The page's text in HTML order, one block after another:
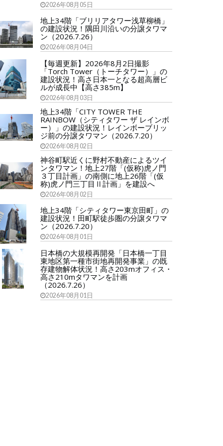
2026年08月05日
地上34階「ブリリアタワー浅草柳橋」
の建設状況！隅田川沿いの分譲タワマ
ン（2026.7.26）
2026年08月04日
【毎週更新】2026年8月2日撮影
「Torch Tower（トーチタワー）」の
建設状況！高さ日本一となる超高層ビ
ルが成長中【高さ385m】
2026年08月03日
地上34階「CITY TOWER THE
RAINBOW（シティタワー ザ レインボ
ー）」の建設状況！レインボーブリッ
ジ前の分譲タワマン（2026.7.20）
2026年08月02日
神谷町駅近くに野村不動産によるツイ
ンタワマン！地上27階「(仮称)虎ノ門
３丁目計画」の南側に地上26階「(仮
称)虎ノ門三丁目Ⅱ計画」を建設へ
2026年08月02日
地上34階「シティタワー東京田町」の
建設状況！田町駅徒歩圏の分譲タワマ
ン（2026.7.20）
2026年08月01日
日本橋の大規模再開発「日本橋一丁目
東地区第一種市街地再開発事業」の既
存建物解体状況！高さ203mオフィス・
高さ210mタワマンを計画
（2026.7.26）
2026年08月01日